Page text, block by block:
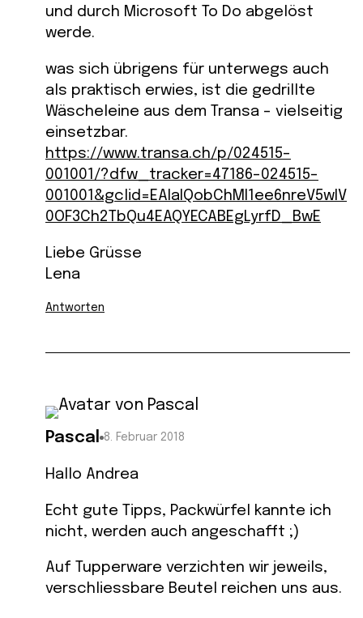
und durch Microsoft To Do abgelöst
werde.
was sich übrigens für unterwegs auch
als praktisch erwies, ist die gedrillte
Wäscheleine aus dem Transa – vielseitig
einsetzbar.
https://www.transa.ch/p/024515-
001001/?dfw_tracker=47186-024515-
001001&gclid=EAIaIQobChMI1ee6nreV5wIV
0OF3Ch2TbQu4EAQYECABEgLyrfD_BwE
Liebe Grüsse
Lena
Antworten
Pascal 8. Februar 2018
Hallo Andrea
Echt gute Tipps, Packwürfel kannte ich
nicht, werden auch angeschafft ;)
Auf Tupperware verzichten wir jeweils,
verschliessbare Beutel reichen uns aus.